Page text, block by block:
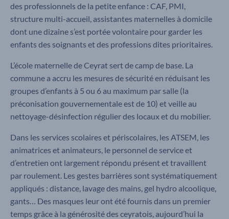
des professionnels de la petite enfance : CAF, PMI,
structure multi-accueil, assistantes maternelles à domicile
dont une dizaine s’est portée volontaire pour garder les
enfants des soignants et des professions dites prioritaires.
L’école maternelle de Ceyrat sert de camp de base. La
commune a accru les mesures de sécurité en réduisant les
groupes d’enfants à 5 ou 6 au maximum par salle (la
préconisation gouvernementale est de 10) et veille au
nettoyage-désinfection régulier des locaux et du mobilier.
Dans les services scolaires et périscolaires, les ATSEM, les
animatrices et animateurs, le personnel de service et
d’entretien ont largement répondu présent et travaillent
par roulement. Les gestes barrières sont systématiquement
appliqués : distance, lavage des mains, gel hydro alcoolique,
gants… Des masques leur ont été fournis dans un premier
temps grâce à la générosité des ceyratois, aujourd’hui la